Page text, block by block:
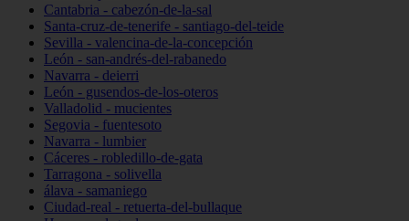
Cantabria - cabezón-de-la-sal
Santa-cruz-de-tenerife - santiago-del-teide
Sevilla - valencina-de-la-concepción
León - san-andrés-del-rabanedo
Navarra - deierri
León - gusendos-de-los-oteros
Valladolid - mucientes
Segovia - fuentesoto
Navarra - lumbier
Cáceres - robledillo-de-gata
Tarragona - solivella
álava - samaniego
Ciudad-real - retuerta-del-bullaque